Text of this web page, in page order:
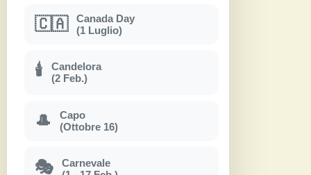
🇨🇦
Canada Day
(1 Luglio)
🕯
Candelora
(2 Feb.)
🎩
Capo
(Ottobre 16)
🎭
Carnevale